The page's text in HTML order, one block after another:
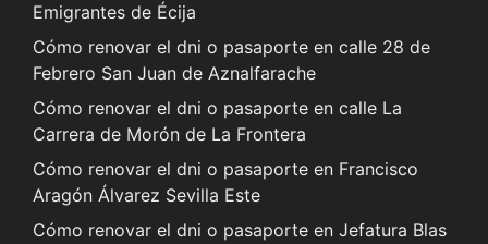
Emigrantes de Écija
Cómo renovar el dni o pasaporte en calle 28 de
Febrero San Juan de Aznalfarache
Cómo renovar el dni o pasaporte en calle La
Carrera de Morón de La Frontera
Cómo renovar el dni o pasaporte en Francisco
Aragón Álvarez Sevilla Este
Cómo renovar el dni o pasaporte en Jefatura Blas